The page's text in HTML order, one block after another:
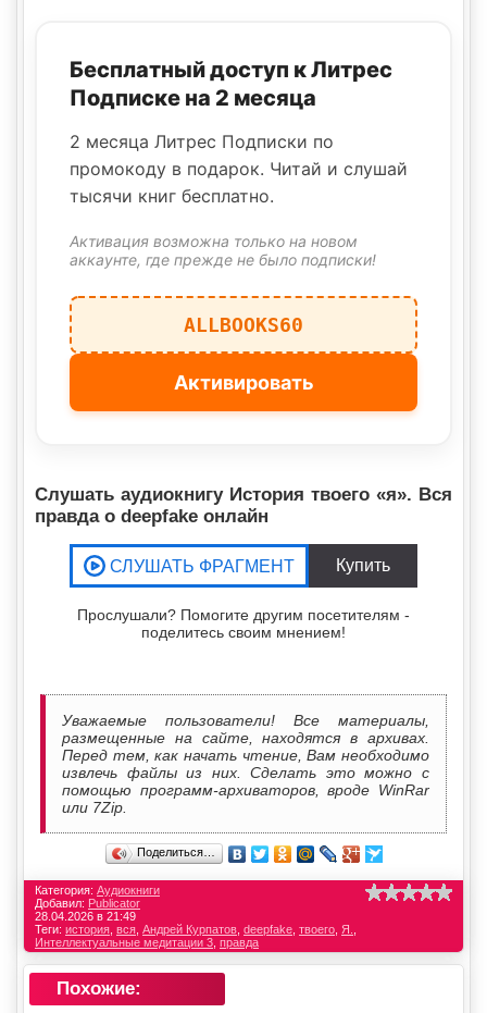
Бесплатный доступ к Литрес
Подписке на 2 месяца
2 месяца Литрес Подписки по
промокоду в подарок. Читай и слушай
тысячи книг бесплатно.
Активация возможна только на новом
аккаунте, где прежде не было подписки!
ALLBOOKS60
Активировать
Слушать аудиокнигу История твоего «я». Вся
правда о deepfake онлайн
Прослушали? Помогите другим посетителям -
поделитесь своим мнением!
Уважаемые пользователи! Все материалы,
размещенные на сайте, находятся в архивах.
Перед тем, как начать чтение, Вам необходимо
извлечь файлы из них. Сделать это можно с
помощью программ-архиваторов, вроде WinRar
или 7Zip.
Поделиться…
Категория: Аудиокниги
Добавил: Publicator
28.04.2026 в 21:49
Теги: история вся Андрей Курпатов deepfake твоего Я.
Интеллектуальные медитации 3 правда
Похожие: